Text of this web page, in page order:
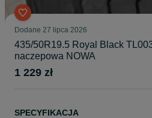
Dodane 27 lipca 2026
435/50R19.5 Royal Black
naczepowa NOWA
1 229 zł
SPECYFIKACJA